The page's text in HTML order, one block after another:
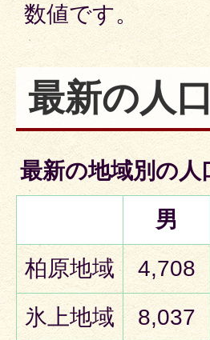
数値です。
最新の人
最新の地域別の人
男
柏原地域
4,708
氷上地域
8,037